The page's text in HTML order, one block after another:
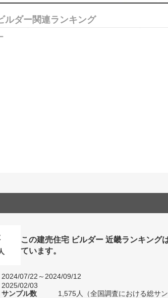
ルダー関連ランキング
この建売住宅 ビルダー 近畿ランキング
ています。
2024/07/22～2024/09/12
2025/02/03
サンプル数
1,575人（全国調査における総サ